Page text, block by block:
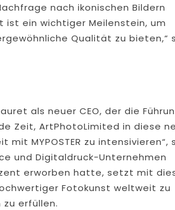
nach ikonischen Bildern
ist ein wichtiger Meilenstein, um
Qualität zu bieten,“
als neuer CEO, der die
Zeit, ArtPhotoLimited in diese
MYPOSTER zu intensivieren“,
und Digitaldruck-Unternehmen
erworben hatte, setzt mit
Fotokunst weltweit zu
erfüllen.